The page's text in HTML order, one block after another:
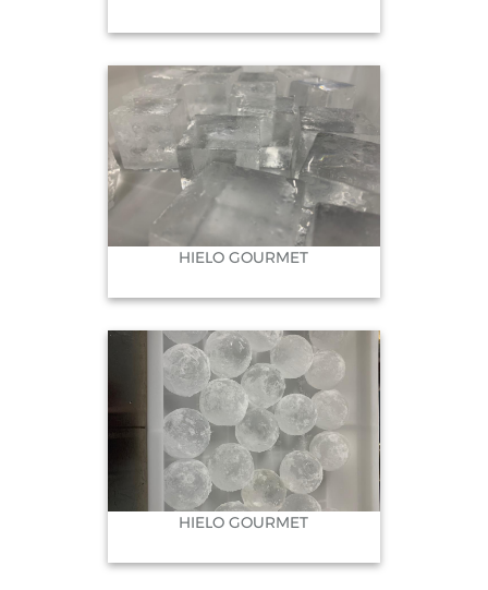
HIELO GOURMET
HIELO GOURMET